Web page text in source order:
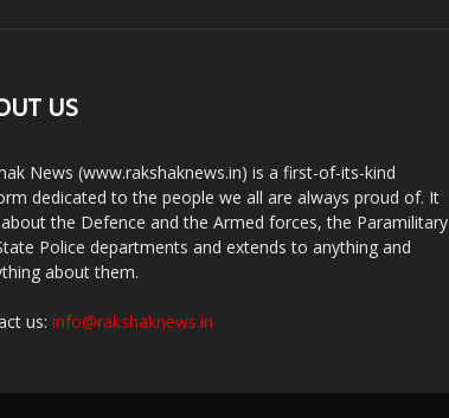
US
News (www.rakshaknews.in) is a first-of-its-kind
dedicated to the people we all are always proud of. It
the Defence and the Armed forces, the Paramilitary
Police departments and extends to anything and
about them.
us: info@rakshaknews.in